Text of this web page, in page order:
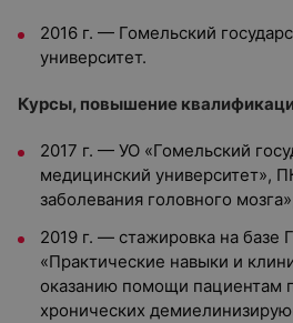
2016 г. — Гомельский
университет.
Курсы, повышение
2017 г. — УО «Гомельский
медицинский университет»,
заболевания головного
2019 г. — стажировка на базе
«Практические навыки и
оказанию помощи пациентам
хронических